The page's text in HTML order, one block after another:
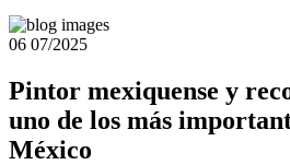
06 07/2025
Pintor mexiquense y
uno de los más
México